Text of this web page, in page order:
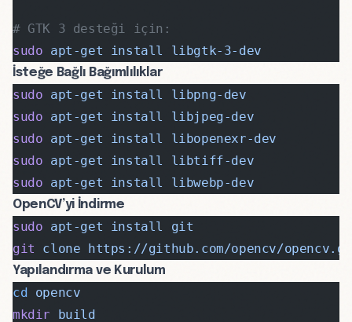
# GTK 3 desteği için:
sudo apt-get install libgtk-3-dev
İsteğe Bağlı Bağımlılıklar
sudo apt-get install
libpng-dev
sudo apt-get install
libjpeg-dev
sudo apt-get install
libopenexr-dev
sudo apt-get install
libtiff-dev
sudo apt-get install libwebp-dev
OpenCV’yi İndirme
sudo apt-get install
git
git clone https://github.com/opencv/
Yapılandırma ve Kurulum
cd opencv
mkdir build